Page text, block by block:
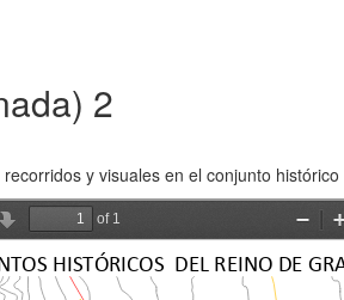
2
y visuales en el conjunto